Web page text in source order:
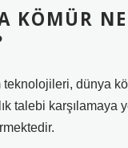
KÖMÜR
teknolojileri, dünya
talebi karşılamaya